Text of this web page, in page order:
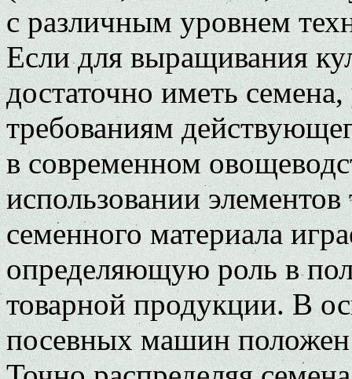
с различным уровнем
Если для выращивания
достаточно иметь
требованиям
в современном
использовании элементов
семенного материала
определяющую роль в
товарной продукции. В
посевных машин положен